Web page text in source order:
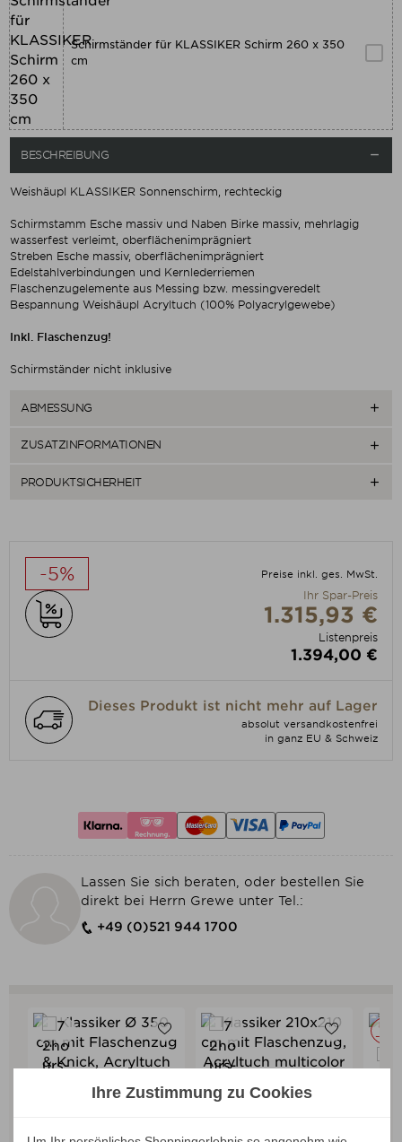
Schirmständer für KLASSIKER Schirm 260 x 350
cm
BESCHREIBUNG 
Weishäupl KLASSIKER Sonnenschirm, rechteckig
Schirmstamm Esche massiv und Naben Birke massiv, mehrlagig
wasserfest verleimt, oberflächenimprägniert
Streben Esche massiv, oberflächenimprägniert
Edelstahlverbindungen und Kernlederriemen
Flaschenzugelemente aus Messing bzw. messingveredelt
Bespannung Weishäupl Acryltuch (100% Polyacrylgewebe)
Inkl. Flaschenzug!
Schirmständer nicht inklusive
ABMESSUNG 
ZUSATZINFORMATIONEN 
PRODUKTSICHERHEIT 
-5% Preise inkl. ges. MwSt.
Ihr Spar-Preis
1.315,93 €
Listenpreis
1.394,00 €
Dieses Produkt ist nicht mehr auf Lager
absolut versandkostenfrei
in ganz EU & Schweiz
Lassen Sie sich beraten, oder bestellen Sie
direkt bei Herrn Grewe unter Tel.:
+49 (0)521 944 1700
Preis
multicolor
Verkaufspreis
ab 892,00 €
Klassiker 210x210 cm mit
Flaschenzug, multicolor
bis
-
Ihre Zustimmung zu Cookies